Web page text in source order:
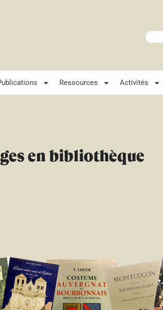
Ressources Activités
en bibliothèque